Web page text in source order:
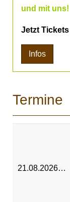
und mit uns!
Jetzt
Infos
Termine
21.08.2026…